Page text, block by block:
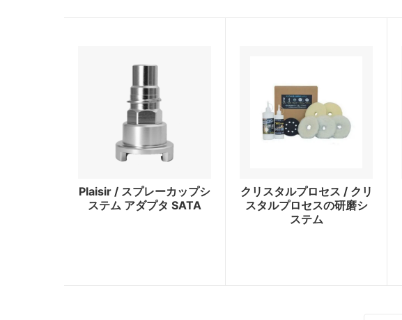
Plaisir / スプレーカップシ
ステム アダプタ SATA
クリスタルプロセス / クリ
スタルプロセスの研磨シ
ステム